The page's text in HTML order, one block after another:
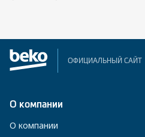
ОФИЦИАЛЬНЫЙ САЙТ
О компании
О компании